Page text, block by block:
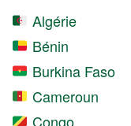
Algérie
Bénin
Burkina Faso
Cameroun
Congo